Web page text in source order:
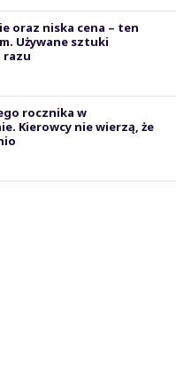
oraz niska cena – ten
Używane sztuki
razu
rocznika w
Kierowcy nie wierzą, że